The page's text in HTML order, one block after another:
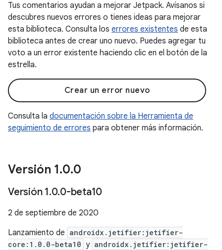
Tus comentarios ayudan a mejorar Jetpack. Avísanos si
descubres nuevos errores o tienes ideas para mejorar
esta biblioteca. Consulta los errores existentes de esta
biblioteca antes de crear uno nuevo. Puedes agregar tu
voto a un error existente haciendo clic en el botón de la
estrella.
Crear un error nuevo
Consulta la documentación sobre la Herramienta de
seguimiento de errores para obtener más información.
Versión 1.0.0
Versión 1.0.0-beta10
2 de septiembre de 2020
Lanzamiento de androidx.jetifier:jetifier-
core:1.0.0-beta10 y androidx.jetifier:jetifier-